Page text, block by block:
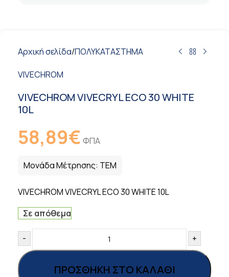
Αρχική σελίδα/ΠΟΛΥΚΑΤΑΣΤΗΜΑ
VIVECHROM
VIVECHROM VIVECRYL ECO 30 WHITE
10L
58,89€ ΦΠΑ
Μονάδα Μέτρησης: ΤΕΜ
VIVECHROM VIVECRYL ECO 30 WHITE 10L
Σε απόθεμα
- +
ΠΡΟΣΘΉΚΗ ΣΤΟ ΚΑΛΆΘΙ